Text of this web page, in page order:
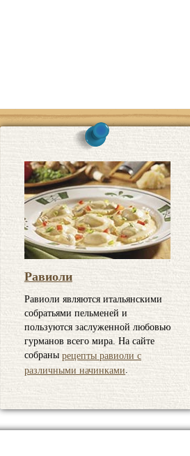
Равиоли
Равиоли являются итальянскими
собратьями пельменей и
пользуются заслуженной любовью
гурманов всего мира. На сайте
собраны рецепты равиоли с
различными начинками